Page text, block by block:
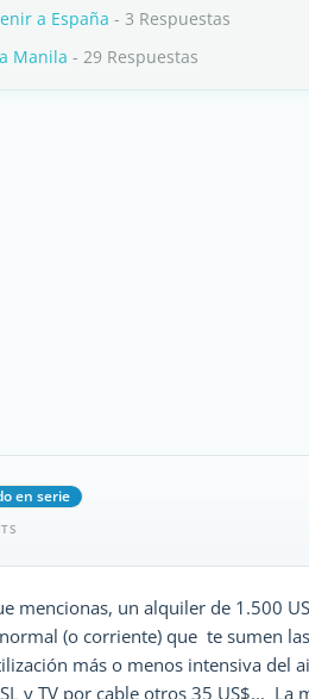
a España - 3 Respuestas
Manila - 29 Respuestas
en serie
mencionas, un alquiler de 1.500
(o corriente) que te sumen
más o menos intensiva del
y TV por cable otros 35 US$...